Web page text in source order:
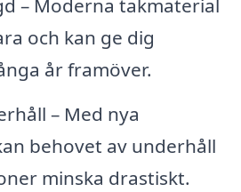
– Moderna takmaterial
och kan ge dig
år framöver.
– Med nya
behovet av underhåll
minska drastiskt.